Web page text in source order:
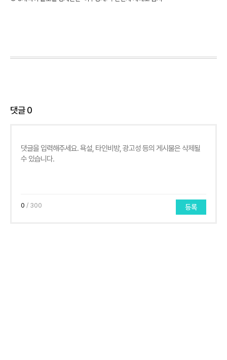
댓글0
0 / 300 등록